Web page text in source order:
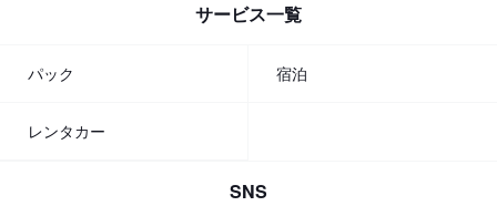
サービス一覧
パック 宿泊
レンタカー
SNS